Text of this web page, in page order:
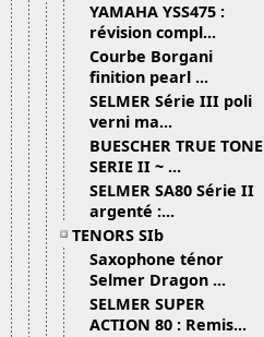
YAMAHA YSS475 :
révision compl...
Courbe Borgani
finition pearl ...
SELMER Série III poli
verni ma...
BUESCHER TRUE TONE
SERIE II ~ ...
SELMER SA80 Série II
argenté :...
TENORS SIb
Saxophone ténor
Selmer Dragon ...
SELMER SUPER
ACTION 80 : Remis...